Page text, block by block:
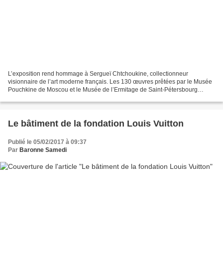
L’exposition rend hommage à Sergueï Chtchoukine, collectionneur
visionnaire de l’art moderne français. Les 130 œuvres prêtées par le Musée
Pouchkine de Moscou et le Musée de l’Ermitage de Saint-Pétersbourg
Le bâtiment de la fondation Louis Vuitton
Publié le 05/02/2017 à 09:37
Par Baronne Samedi